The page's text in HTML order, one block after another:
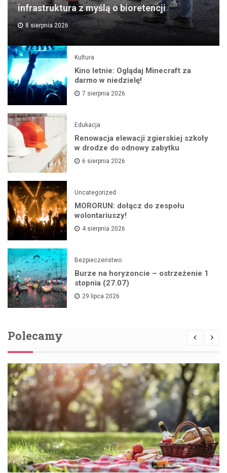
infrastruktura z myślą o bioretencji
8 sierpnia 2026
Kultura
Kino letnie: Oglądaj Minecraft za
darmo w niedzielę!
7 sierpnia 2026
Edukacja
Renowacja elewacji zgierskiej szkoły
w drodze do odnowy zabytku
6 sierpnia 2026
Uncategorized
MORORUN: dołącz do zespołu
wolontariuszy!
4 sierpnia 2026
Bezpieczeństwo
Burze na horyzoncie – ostrzeżenie 1
stopnia (27.07)
29 lipca 2026
Polecamy